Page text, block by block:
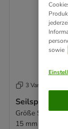
3 Varianten
Seilspirale
Größe S: ca. L
15 mm
sowie